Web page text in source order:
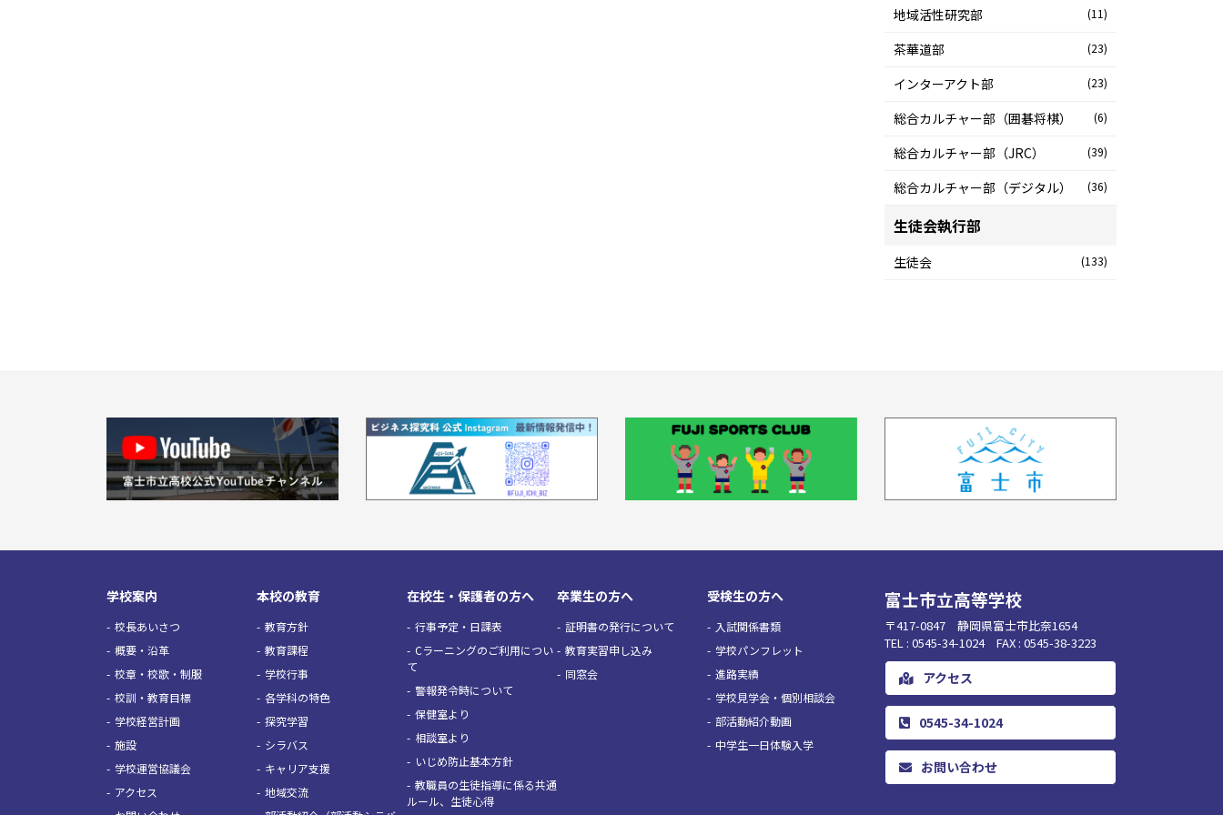
地域活性研究部 (11)
茶華道部 (23)
インターアクト部 (23)
総合カルチャー部（囲碁将棋） (6)
総合カルチャー部（JRC） (39)
総合カルチャー部（デジタル） (36)
生徒会執行部
生徒会 (133)
学校案内
校長あいさつ
概要・沿革
校章・校歌・制服
校訓・教育目標
学校経営計画
施設
学校運営協議会
アクセス
本校の教育
教育方針
教育課程
学校行事
各学科の特色
探究学習
シラバス
キャリア支援
地域交流
在校生・保護者の方へ
行事予定・日課表
Cラーニングのご利用につい
て
警報発令時について
保健室より
相談室より
いじめ防止基本方針
教職員の生徒指導に係る共通
ルール、生徒心得
卒業生の方へ
証明書の発行について
教育実習申し込み
同窓会
受検生の方へ
入試関係書類
学校パンフレット
進路実績
学校見学会・個別相談会
部活動紹介動画
中学生一日体験入学
富士市立高等学校
〒417-0847 静岡県富士市比奈1654
TEL : 0545-34-1024 FAX : 0545-38-3223
アクセス
0545-34-1024
お問い合わせ